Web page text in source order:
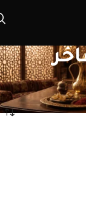
عرض النتيجة الوحيدة